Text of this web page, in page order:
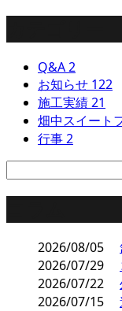
Q&A2
お知らせ 122
施工実績21
畑中スイート
行事2
2026/08/05
2026/07/29
2026/07/22
2026/07/15